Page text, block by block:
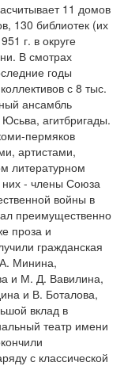
11 домов
130 библиотек (их
г. в округе
В смотрах
годы
с 8 тыс.
ансамбль
агитбригады.
пермяков
артистами,
литературном
них - члены Союза
войны в
преимущественно
проза и
гражданская
Минина,
и М. Д. Вавилина,
и В. Боталова,
вклад в
театр имени
с классической